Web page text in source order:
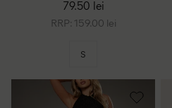
79.50 lei
RRP: 159.00 lei
S